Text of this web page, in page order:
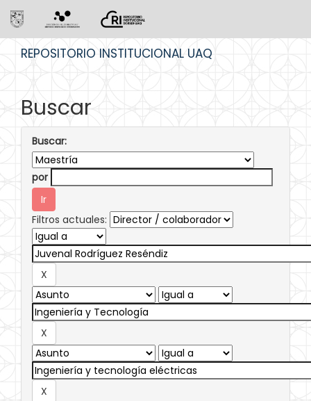
REPOSITORIO INSTITUCIONAL UAQ
Buscar
Buscar:
por
Filtros actuales: